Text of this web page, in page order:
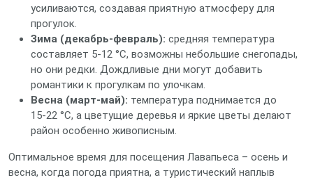
усиливаются, создавая приятную атмосферу для
прогулок.
Зима (декабрь‑февраль): средняя температура
составляет 5‑12 °C, возможны небольшие снегопады,
но они редки. Дождливые дни могут добавить
романтики к прогулкам по улочкам.
Весна (март‑май): температура поднимается до
15‑22 °C, а цветущие деревья и яркие цветы делают
район особенно живописным.
Оптимальное время для посещения Лавапьеса – осень и
весна, когда погода приятна, а туристический наплыв